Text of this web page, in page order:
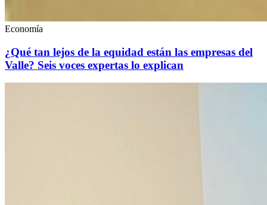
Economía
¿Qué tan lejos de la equidad están las empresas del
Valle? Seis voces expertas lo explican